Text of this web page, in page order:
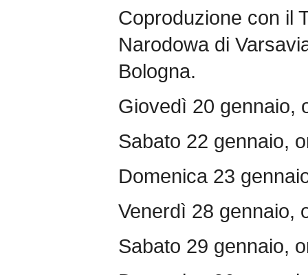
Coproduzione con il
Narodowa di
Bologna.
Giovedì 20 gennaio,
Sabato 22 gennaio,
Domenica 23
Venerdì 28 gennaio,
Sabato 29 gennaio,